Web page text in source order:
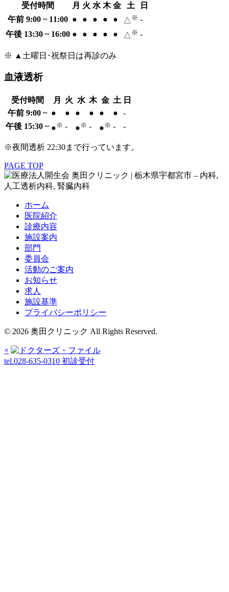
受付時間 月 火 水 木 金 土
日
午前 9:00 ~ 11:00 ● ● ● ● ● △ ※ -
午後 13:30 ~ 16:00 ● ● ● ● ● △ ※ -
※ ▲土曜日･祝祭日は再診のみ
血液透析
受付時間 月 火 水 木 金 土 日
午前 9:00 ~ ● ● ● ● ● ●
-
午後 15:30 ~ ● ※ - ● ※ - ● ※ - -
※夜間透析 22:30まで行っています。
PAGE TOP
ホーム
医院紹介
診療内容
施設案内
部門
委員会
活動のご案内
お知らせ
求人
施設基準
プライバシーポリシー
© 2026 奥田クリニック All Rights Reserved.
×
tel.028-635-0310 初診受付